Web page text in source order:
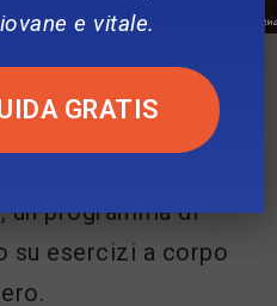
Giuoco Calcio),
e ideatore del
un programma di
su esercizi a corpo
e vitale.
GRATIS